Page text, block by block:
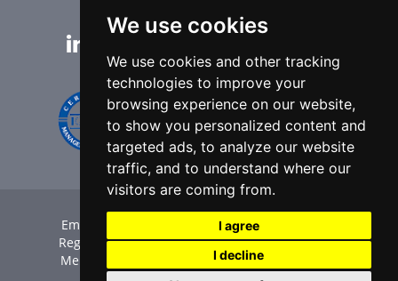
We use cookies
We use cookies and other tracking
technologies to improve your
browsing experience on our website,
to show you personalized content and
targeted ads, to analyze our website
traffic, and to understand where our
visitors are coming from.
I agree
I decline
Emme Esse SpA | P.Iva IT00551360985 | C.F. e
Reg. Imp. BS 00294210174 |Credits|Privacy|
Mensions légales
Cookie Policy|